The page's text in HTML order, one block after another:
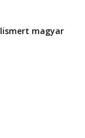
magyar